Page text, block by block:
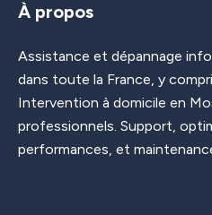
À propos
Assistance et dépannage
dans toute la France, y
Intervention à domicile en
professionnels. Support,
performances, et